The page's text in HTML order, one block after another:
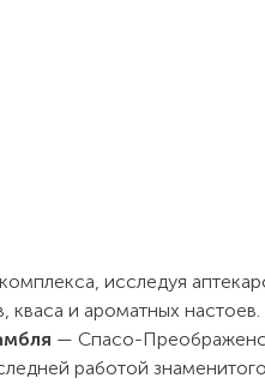
исследуя
кваса и ароматных
— Спасо-
работой